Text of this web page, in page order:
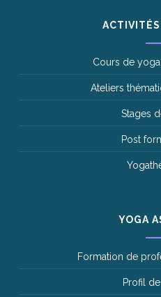
ACTIVITÉS
Cours de
Ateliers
Stages
Post
YOGA
Formation de
Profil